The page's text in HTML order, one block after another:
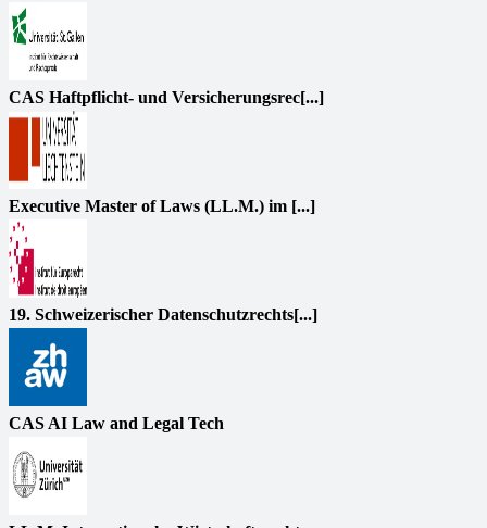
CAS Haftpflicht- und Versicherungsrec[...]
Executive Master of Laws (LL.M.) im [...]
19. Schweizerischer Datenschutzrechts[...]
CAS AI Law and Legal Tech